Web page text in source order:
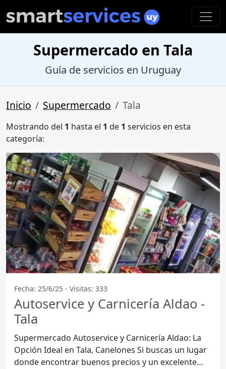
Supermercado en Tala
Guía de servicios en Uruguay
Inicio Supermercado Tala
Mostrando del 1 hasta el 1 de 1 servicios en esta
categoría:
Fecha: 25/6/25 - Visitas: 333
Autoservice y Carnicería Aldao -
Tala
Supermercado Autoservice y Carnicería Aldao: La
Opción Ideal en Tala, Canelones Si buscas un lugar
donde encontrar buenos precios y un excelente